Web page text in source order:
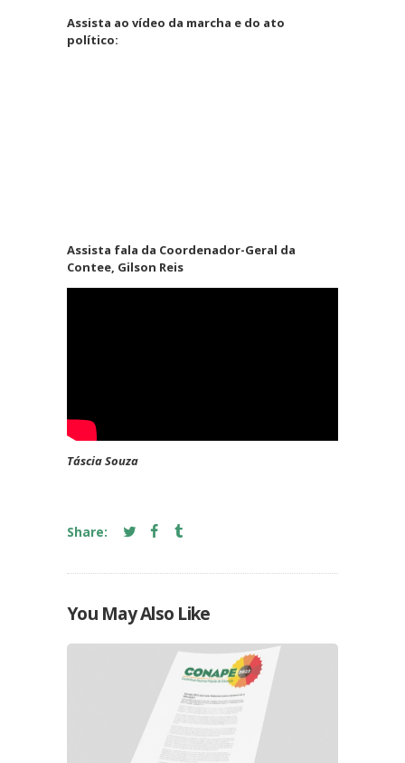
Assista ao vídeo da marcha e do ato
político:
Assista fala da Coordenador-Geral da
Contee, Gilson Reis
Táscia Souza
Share:
You May Also Like